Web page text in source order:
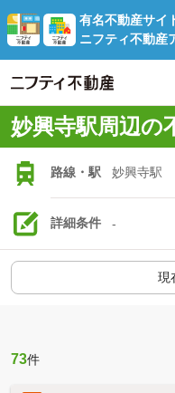
有名不動産サイ
ニフティ不動産
妙興寺駅周辺の
路線・駅 妙興寺駅
詳細条件 -
現
73件